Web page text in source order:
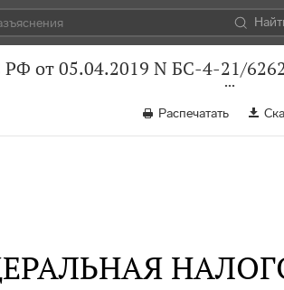
от 05.04.2019 N БС-4-21/
Распечатать